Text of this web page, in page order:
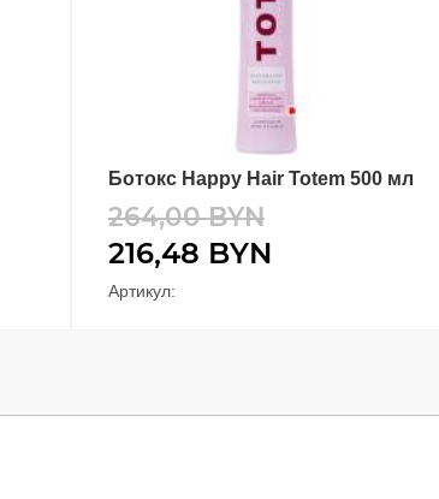
В КОРЗИНУ
Ботокс Happy Hair Totem 500 мл
264,00BYN
216,48 BYN
Артикул: